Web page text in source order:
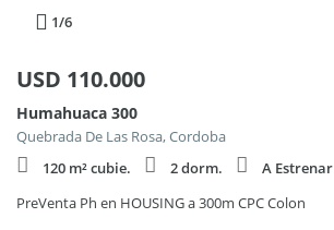
1/6
USD 110.000
Humahuaca 300
Quebrada De Las Rosa, Cordoba
120 m² cubie.
2 dorm.
A Estrenar
PreVenta Ph en HOUSING a 300m CPC Colon